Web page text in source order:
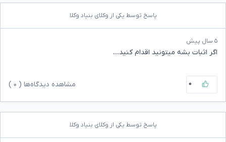
پاسخ توسط یکی از وکلای بنیاد وکلا
۵ سال پیش
اگر اثبات بشه میتونید اقدام کنید....
۰ مشاهده دیدگاه‌ها ( ۰
پاسخ توسط یکی از وکلای بنیاد وکلا